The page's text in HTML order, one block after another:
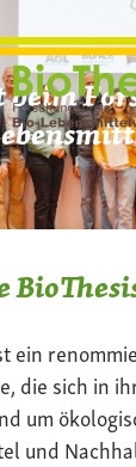
ein
die sich in
um
und